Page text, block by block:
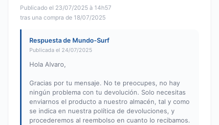
Publicado el 23/07/2025 à 14h57
tras una compra de 18/07/2025
Respuesta de Mundo-Surf
Publicada el 24/07/2025
Hola Alvaro,
Gracias por tu mensaje. No te preocupes, no hay
ningún problema con tu devolución. Solo necesitas
enviarnos el producto a nuestro almacén, tal y como
se indica en nuestra política de devoluciones, y
procederemos al reembolso en cuanto lo recibamos.